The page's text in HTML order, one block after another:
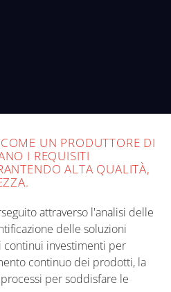
UN PRODUTTORE DI
I REQUISITI
ALTA QUALITÀ,
attraverso l'analisi delle
delle soluzioni
investimenti per
continuo dei prodotti, la
per soddisfare le